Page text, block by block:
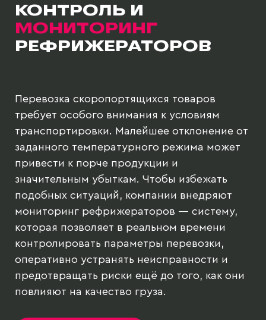
КОНТРОЛЬ И
МОНИТОРИНГ
РЕФРИЖЕРАТОРОВ
Перевозка скоропортящихся товаров
требует особого внимания к условиям
транспортировки. Малейшее отклонение от
заданного температурного режима может
привести к порче продукции и
значительным убыткам. Чтобы избежать
подобных ситуаций, компании внедряют
мониторинг рефрижераторов — систему,
которая позволяет в реальном времени
контролировать параметры перевозки,
оперативно устранять неисправности и
предотвращать риски ещё до того, как они
повлияют на качество груза.